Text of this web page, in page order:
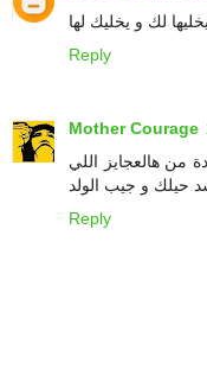
Reply
Mother Courage
من هالعجايز اللي
حيلك و جيب الولد
Reply